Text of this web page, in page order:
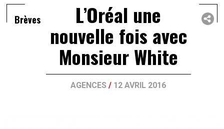
Brèves L’Oréal une
nouvelle fois avec
Monsieur White
AGENCES / 12 AVRIL 2016